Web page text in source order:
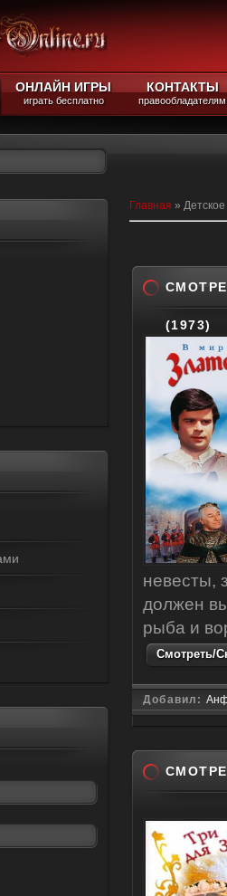
ОНЛАЙН ИГРЫ
играть бесплатно
КОНТАКТЫ
правообладателям
Главная »
(1973)
невесты,
должен
рыба и
Смотреть/
Добавил: